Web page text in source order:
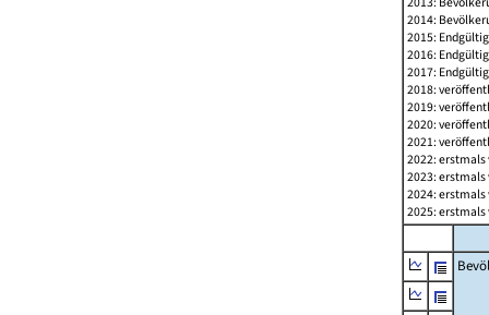
2014:
2015:
2016:
2017:
2018:
2019:
2020:
2021:
2022:
2023:
2024:
2025: